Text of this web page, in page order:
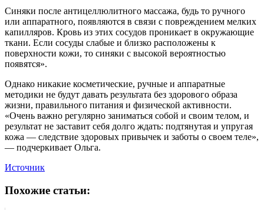
Синяки после антицеллюлитного массажа, будь то ручного
или аппаратного, появляются в связи с повреждением мелких
капилляров. Кровь из этих сосудов проникает в окружающие
ткани. Если сосуды слабые и близко расположены к
поверхности кожи, то синяки с высокой вероятностью
появятся».
Однако никакие косметические, ручные и аппаратные
методики не будут давать результата без здорового образа
жизни, правильного питания и физической активности.
«Очень важно регулярно заниматься собой и своим телом, и
результат не заставит себя долго ждать: подтянутая и упругая
кожа — следствие здоровых привычек и заботы о своем теле»,
— подчеркивает Ольга.
Источник
Похожие статьи: